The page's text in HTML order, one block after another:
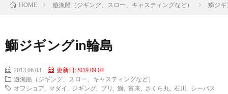
HOME 遊漁船（ジギング、スロー、キャスティングなど） 鰤ジ
鰤ジギングin輪島
2013.06.03
更新日:2019.09.04
遊漁船（ジギング、スロー、キャスティングなど）
オフショア
マダイ ジギング ブリ 鰤 富来 さくら丸 石川 シーバス